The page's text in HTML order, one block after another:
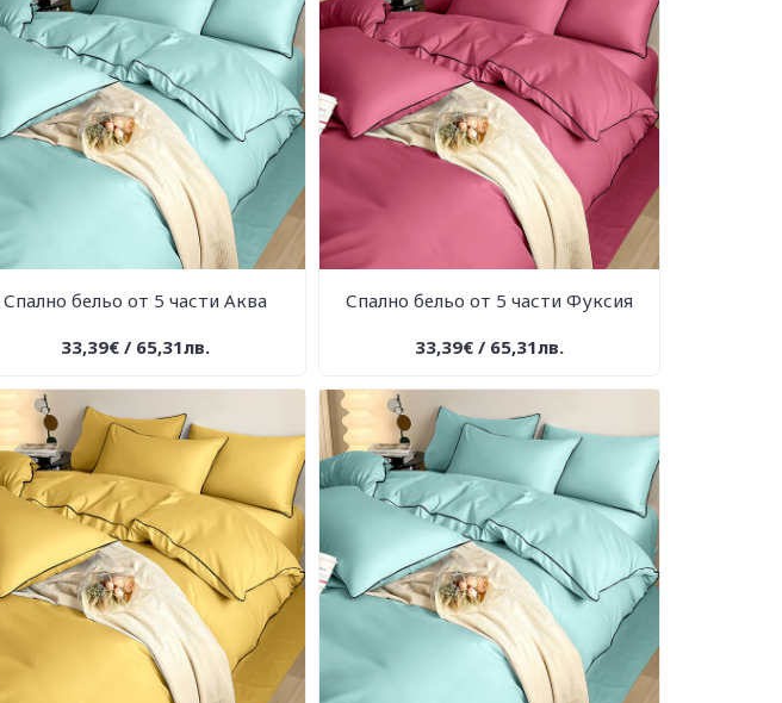
Спално бельо от 5 части Аква
33,39€ / 65,31лв.
Спално бельо от 5 части Фуксия
33,39€ / 65,31лв.